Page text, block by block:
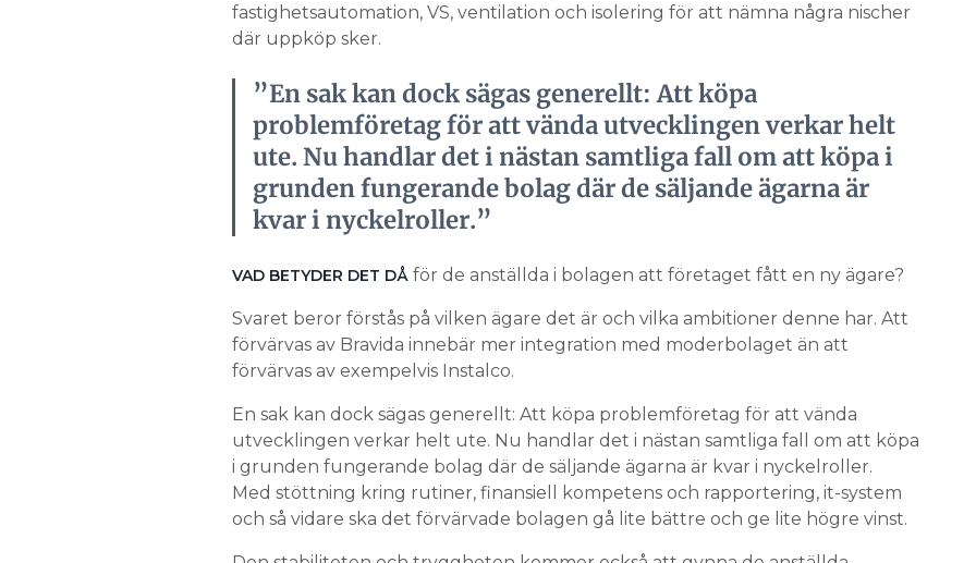
fastighetsautomation, VS, ventilation och isolering för att nämna några nischer
där uppköp sker.
”En sak kan dock sägas generellt: Att köpa
problemföretag för att vända utvecklingen verkar helt
ute. Nu handlar det i nästan samtliga fall om att köpa i
grunden fungerande bolag där de säljande ägarna är
kvar i nyckelroller.”
VAD BETYDER DET DÅför de anställda i bolagen att företaget fått en ny ägare?
Svaret beror förstås på vilken ägare det är och vilka ambitioner denne har. Att
förvärvas av Bravida innebär mer integration med moderbolaget än att
förvärvas av exempelvis Instalco.
En sak kan dock sägas generellt: Att köpa problemföretag för att vända
utvecklingen verkar helt ute. Nu handlar det i nästan samtliga fall om att köpa
i grunden fungerande bolag där de säljande ägarna är kvar i nyckelroller.
Med stöttning kring rutiner, finansiell kompetens och rapportering, it-system
och så vidare ska det förvärvade bolagen gå lite bättre och ge lite högre vinst.